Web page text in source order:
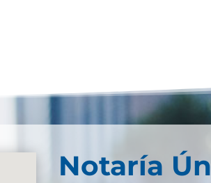
Notaría